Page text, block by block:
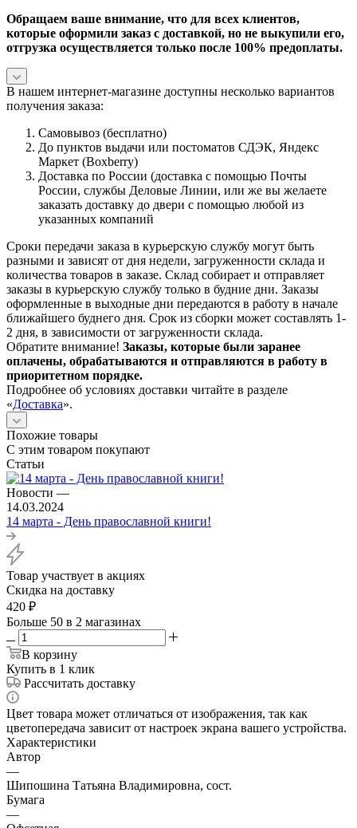
Обращаем ваше внимание, что для всех клиентов,
которые оформили заказ с доставкой, но не выкупили его,
отгрузка осуществляется только после 100% предоплаты.
В нашем интернет-магазине доступны несколько вариантов
получения заказа:
Самовывоз (бесплатно)
До пунктов выдачи или постоматов СДЭК, Яндекс
Маркет (Boxberry)
Доставка по России (доставка с помощью Почты
России, службы Деловые Линии, или же вы желаете
заказать доставку до двери с помощью любой из
указанных компаний
Сроки передачи заказа в курьерскую службу могут быть
разными и зависят от дня недели, загруженности склада и
количества товаров в заказе. Склад собирает и отправляет
заказы в курьерскую службу только в будние дни. Заказы
оформленные в выходные дни передаются в работу в начале
ближайшего буднего дня. Срок из сборки может составлять 1-
2 дня, в зависимости от загруженности склада.
Обратите внимание! Заказы, которые были заранее
оплачены, обрабатываются и отправляются в работу в
приоритетном порядке.
Подробнее об условиях доставки читайте в разделе
«Доставка».
Похожие товары
С этим товаром покупают
Статьи
Новости —
14.03.2024
14 марта - День православной книги!
Товар участвует в акциях
Скидка на доставку
420 ₽
Больше 50 в 2 магазинах
В корзину
Купить в 1 клик
Рассчитать доставку
Цвет товара может отличаться от изображения, так как
цветопередача зависит от настроек экрана вашего устройства.
Характеристики
Автор
—
Шипошина Татьяна Владимировна, сост.
Бумага
—